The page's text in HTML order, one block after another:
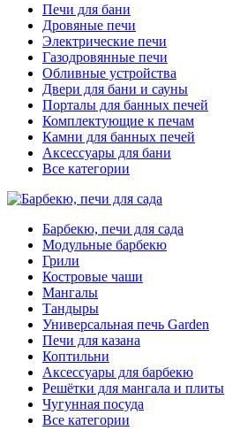
Печи для бани
Дровяные печи
Электрические печи
Газодровянные печи
Обливные устройства
Двери для бани и сауны
Порталы для банных печей
Комплектующие к печам
Камни для банных печей
Аксессуары для бани
Все категории
Барбекю, печи для сада
Модульные барбекю
Грили
Костровые чаши
Мангалы
Тандыры
Универсальная печь Garden
Печи для казана
Коптильни
Аксессуары для барбекю
Решётки для мангала и плиты
Чугунная посуда
Все категории